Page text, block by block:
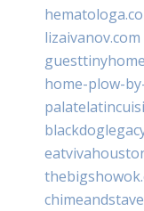
lizaivanov.com
home-plow-